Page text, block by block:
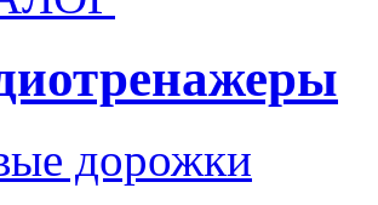
дорожки